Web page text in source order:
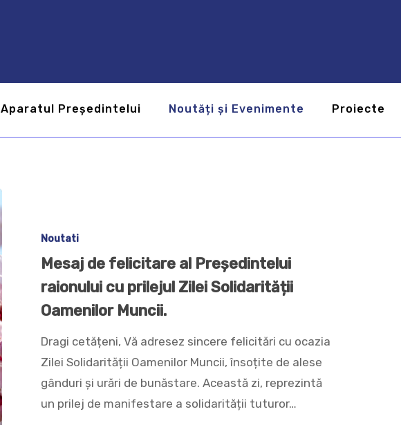
Aparatul Președintelui Noutăți și Evenimente Proiecte
Noutati
Mesaj de felicitare al Președintelui
raionului cu prilejul Zilei Solidarității
Oamenilor Muncii.
Dragi cetățeni, Vă adresez sincere felicitări cu ocazia
Zilei Solidarității Oamenilor Muncii, însoțite de alese
gânduri și urări de bunăstare. Această zi, reprezintă
un prilej de manifestare a solidarității tuturor…